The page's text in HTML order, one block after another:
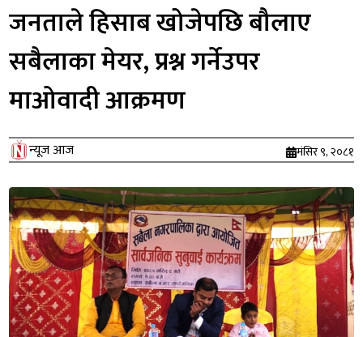
जनताले हिसाब खोजेपछि बौलाए
सबैलाका मेयर, प्रश्न गर्नेउपर
माओवादी आक्रमण
न्यूज आज मंसिर ९, २०८१